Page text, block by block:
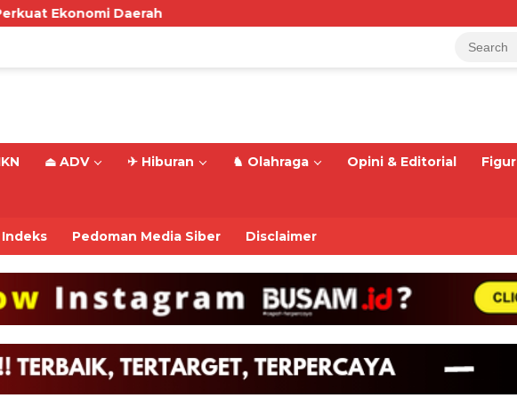
⏏ ADV ✈ Hiburan ♞ Olahraga Opini & Editorial Figur
Indeks Pedoman Media Siber Disclaimer